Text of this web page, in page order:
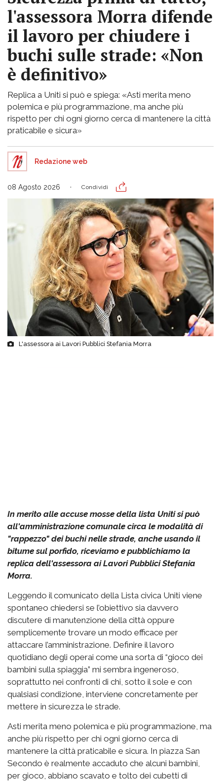
l'assessora Morra difende
il lavoro per chiudere i
buchi sulle strade: «Non
è definitivo»
Replica a Uniti si può e spiega: «Asti merita meno
polemica e più programmazione, ma anche più
rispetto per chi ogni giorno cerca di mantenere la città
praticabile e sicura»
Redazione web
08 Agosto 2026 Condividi
L'assessora ai Lavori Pubblici Stefania Morra
In merito alle accuse mosse della lista Uniti si può
all'amministrazione comunale circa le modalità di
"rappezzo" dei buchi nelle strade, anche usando il
bitume sul porfido, riceviamo e pubblichiamo la
replica dell'assessora ai Lavori Pubblici Stefania
Morra.
Leggendo il comunicato della Lista civica Uniti viene
spontaneo chiedersi se l’obiettivo sia davvero
discutere di manutenzione della città oppure
semplicemente trovare un modo efficace per
attaccare l’amministrazione. Definire il lavoro
quotidiano degli operai come una sorta di “gioco dei
bambini sulla spiaggia” mi sembra ingeneroso,
soprattutto nei confronti di chi, sotto il sole e con
qualsiasi condizione, interviene concretamente per
mettere in sicurezza le strade.
Asti merita meno polemica e più programmazione, ma
anche più rispetto per chi ogni giorno cerca di
mantenere la città praticabile e sicura. In piazza San
Secondo è realmente accaduto che alcuni bambini,
per gioco, abbiano scavato e tolto dei cubetti di